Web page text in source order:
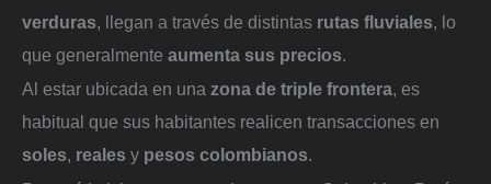
verduras, llegan a través de distintas rutas fluviales, lo
que generalmente aumenta sus precios.
Al estar ubicada en una zona de triple frontera, es
habitual que sus habitantes realicen transacciones en
soles, reales y pesos colombianos.